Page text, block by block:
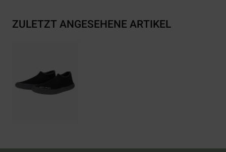
ZULETZT ANGESEHENE ARTIKEL